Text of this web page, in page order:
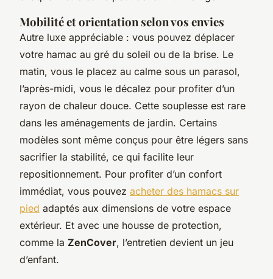
Mobilité et orientation selon vos envies
Autre luxe appréciable : vous pouvez déplacer
votre hamac au gré du soleil ou de la brise. Le
matin, vous le placez au calme sous un parasol,
l’après-midi, vous le décalez pour profiter d’un
rayon de chaleur douce. Cette souplesse est rare
dans les aménagements de jardin. Certains
modèles sont même conçus pour être légers sans
sacrifier la stabilité, ce qui facilite leur
repositionnement. Pour profiter d’un confort
immédiat, vous pouvez acheter des hamacs sur
pied adaptés aux dimensions de votre espace
extérieur. Et avec une housse de protection,
comme la ZenCover, l’entretien devient un jeu
d’enfant.